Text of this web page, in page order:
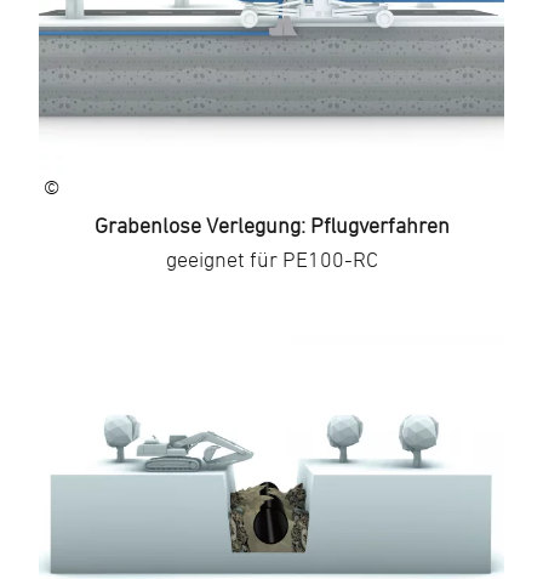
©
Grabenlose Verlegung: Pflugverfahren
geeignet für PE100-RC